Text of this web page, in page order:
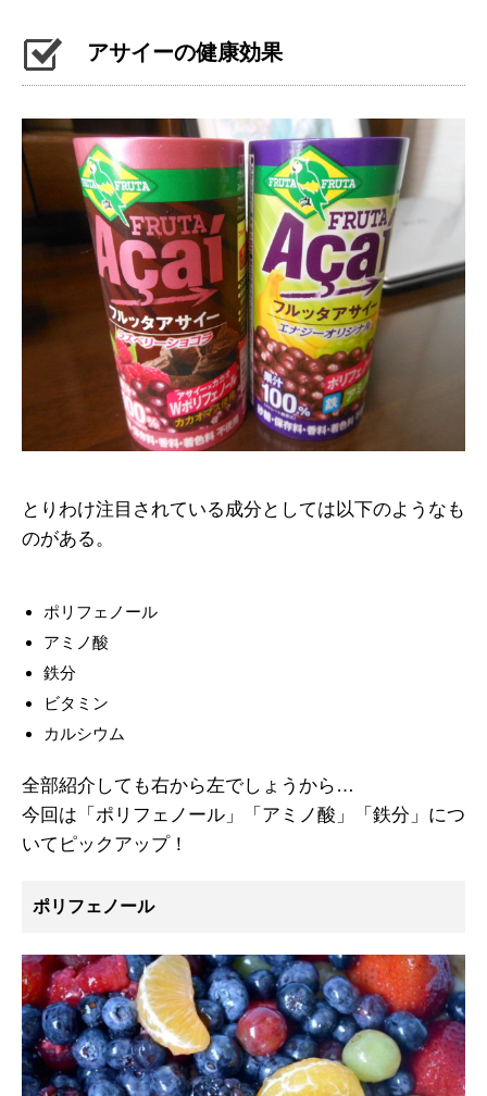
アサイーの健康効果
とりわけ注目されている成分としては以下のようなも
のがある。
ポリフェノール
アミノ酸
鉄分
ビタミン
カルシウム
全部紹介しても右から左でしょうから…
今回は「ポリフェノール」「アミノ酸」「鉄分」につ
いてピックアップ！
ポリフェノール